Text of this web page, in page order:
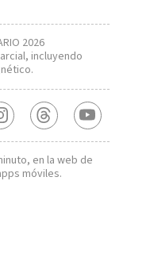
2026
incluyendo
en la web de
móviles.